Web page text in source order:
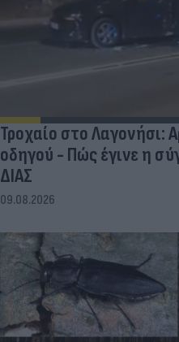
Τροχαίο στο Λαγονήσι:
οδηγού - Πώς έγινε η
ΔΙΑΣ
09.08.2026